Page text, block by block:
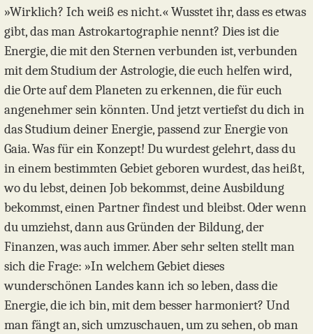
»Wirklich? Ich weiß es nicht.« Wusstet ihr, dass es etwas
gibt, das man Astrokartographie nennt? Dies ist die
Energie, die mit den Sternen verbunden ist, verbunden
mit dem Studium der Astrologie, die euch helfen wird,
die Orte auf dem Planeten zu erkennen, die für euch
angenehmer sein könnten. Und jetzt vertiefst du dich in
das Studium deiner Energie, passend zur Energie von
Gaia. Was für ein Konzept! Du wurdest gelehrt, dass du
in einem bestimmten Gebiet geboren wurdest, das heißt,
wo du lebst, deinen Job bekommst, deine Ausbildung
bekommst, einen Partner findest und bleibst. Oder wenn
du umziehst, dann aus Gründen der Bildung, der
Finanzen, was auch immer. Aber sehr selten stellt man
sich die Frage: »In welchem Gebiet dieses
wunderschönen Landes kann ich so leben, dass die
Energie, die ich bin, mit dem besser harmoniert? Und
man fängt an, sich umzuschauen, um zu sehen, ob man